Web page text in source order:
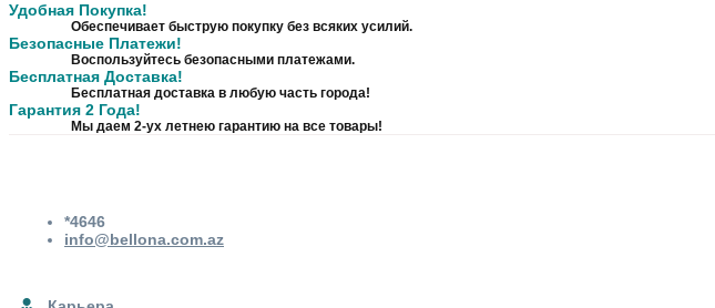
Удобная Покупка!
Обеспечивает быструю покупку без всяких усилий.
Безопасные Платежи!
Воспользуйтесь безопасными платежами.
Бесплатная Доставка!
Бесплатная доставка в любую часть города!
Гарантия 2 Года!
Мы даем 2-ух летнею гарантию на все товары!
*4646
info@bellona.com.az